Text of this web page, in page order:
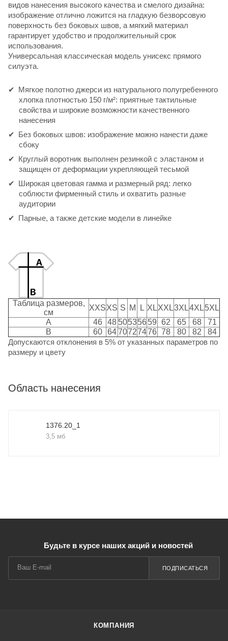
видов нанесения высокого качества и смелого дизайна:
изображение отлично ложится на гладкую безворсовую
поверхность без боковых швов, а мягкий материал
гарантирует удобство и продолжительный срок
использования.
Универсальная классическая модель унисекс прямого
силуэта.
Мягкое полотно джерси из натурального полугребенного
хлопка плотностью 150 г/м²: приятные тактильные
свойства и широкие возможности качественного
нанесения
Без боковых швов: изображение можно нанести даже
сбоку
Круглый воротник выполнен резинкой с эластаном и
защищен от деформации укрепляющей тесьмой
Широкая цветовая гамма и размерный ряд: легко
соблюсти фирменный стиль и охватить разные
аудитории
Парные, а также детские модели в линейке
Таблица размеров,
см
XXSXS S M L XLXXL3XL4XL5XL
A
46 48 50535659 62 65 68
71
B
60 6470727476 78 80 82
84
Допускаются отклонения в 5% от указанных параметров по
размеру и цвету
Область нанесения
1376.20_1
3,5 мб
Будьте в курсе наших акций и новостей
ПОДПИСАТЬСЯ
КОМПАНИЯ